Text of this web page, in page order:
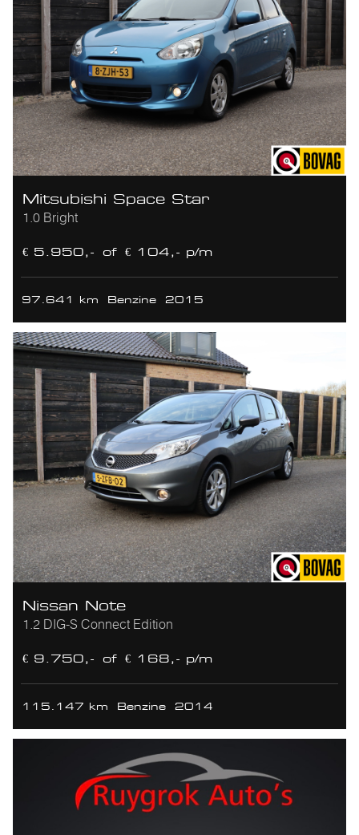
Mitsubishi Space Star
1.0 Bright
€ 5.950,- of € 104,- p/m
97.641 km Benzine 2015
Nissan Note
1.2 DIG-S Connect Edition
€ 9.750,- of € 168,- p/m
115.147 km Benzine 2014